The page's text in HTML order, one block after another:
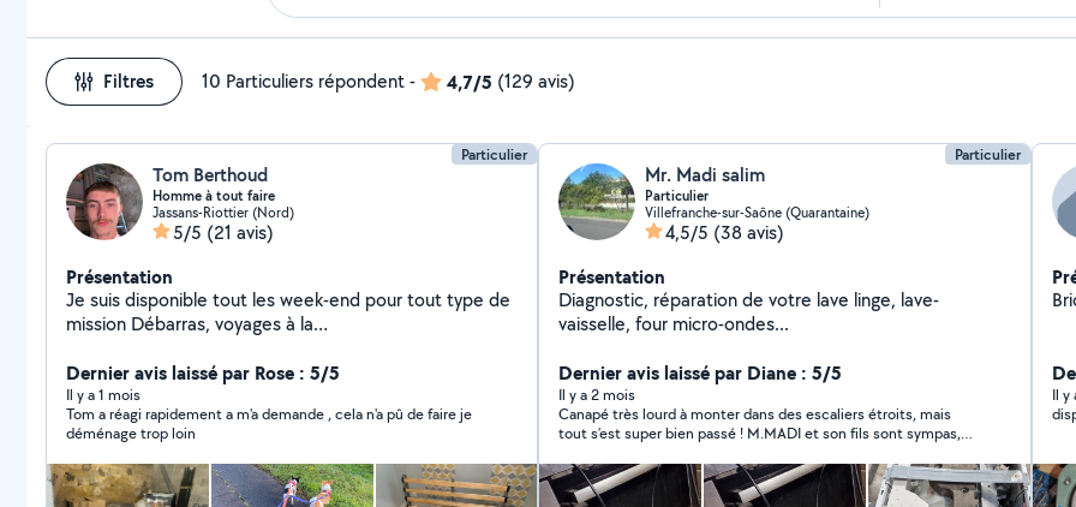
Filtres 10 Particuliers répondent- 4,7/5 (129 avis)
Particulier
Tom Berthoud
Homme à tout faire
Jassans-Riottier (Nord)
5/5 (21 avis)
Présentation
Je suis disponible tout les week-end pour tout type de
mission Débarras, voyages à la
garde de chien, sortie d'animaux etc, N'hésitez pas à
Dernier avis laissé par Rose : 5/5
Il y a 1 mois
Tom a réagi rapidement a m'a demande , cela n'a pû de faire je
déménage trop loin
Particulier
Mr. Madi salim
Particulier
Villefranche-sur-Saône (Quarantaine)
4,5/5 (38 avis)
Présentation
Diagnostic, réparation de votre lave linge, lave-
vaisselle, four micro-ondes...
Dernier avis laissé par Diane : 5/5
Il y a 2 mois
Canapé très lourd à monter dans des escaliers étroits, mais
tout s’est super bien passé ! M.MADI et son fils sont sympas,
Il y